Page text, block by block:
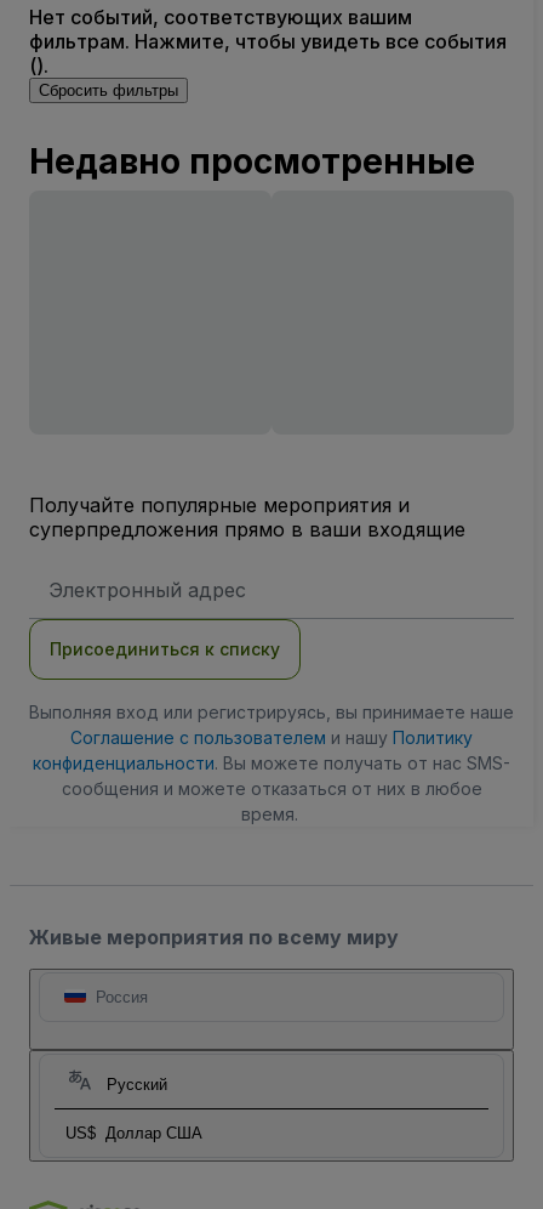
Нет событий, соответствующих вашим
фильтрам. Нажмите, чтобы увидеть все события
().
Сбросить фильтры
Недавно просмотренные
Получайте популярные мероприятия и
суперпредложения прямо в ваши входящие
электронной
Присоединиться к списку
Выполняя вход или регистрируясь, вы принимаете наше
Соглашение с пользователем и нашу Политику
конфиденциальности. Вы можете получать от нас SMS-
сообщения и можете отказаться от них в любое
время.
Живые мероприятия по всему миру
Россия
Русский
US$ Доллар США